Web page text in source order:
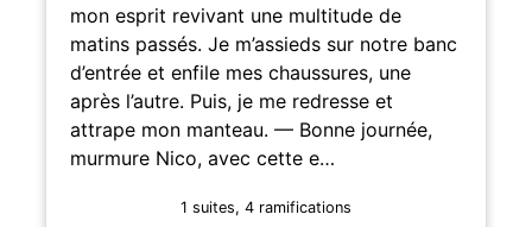
mon esprit revivant une multitude de
matins passés. Je m’assieds sur notre banc
d’entrée et enfile mes chaussures, une
après l’autre. Puis, je me redresse et
attrape mon manteau. — Bonne journée,
murmure Nico, avec cette e…
1 suites, 4 ramifications